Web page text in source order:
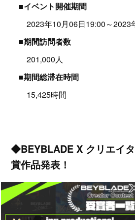
■イベント開催期間
2023年10月06日19:00～2023
■期間訪問者数
201,000人
■期間総滞在時間
15,425時間
◆BEYBLADE X クリエイ
賞作品発表！